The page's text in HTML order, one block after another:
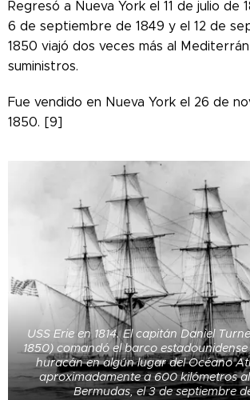
Regresó a Nueva York el 11 de julio de
6 de septiembre de 1849 y el 12 de
1850 viajó dos veces más al
suministros.
Fue vendido en Nueva York el 26 de
1850. [9]
USS Erie en 1814. El capitán Daniel
1850) comandó el barco
huracán en algún lugar del Océano
aproximadamente a 600 kilómetros
Bermudas, el 3 de septiembre